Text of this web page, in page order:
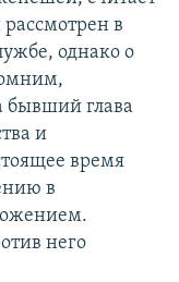
в
однако о
бывший глава
и
время
в
него